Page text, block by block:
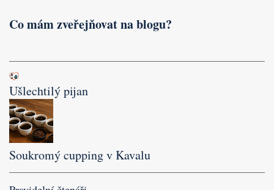
Co mám zveřejňovat na blogu?
Ušlechtilý pijan
Soukromý cupping v Kavalu